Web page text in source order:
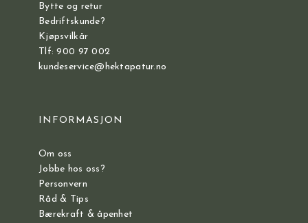
Bytte og retur
Bedriftskunde?
Kjøpsvilkår
Tlf: 900 97 002
kundeservice@hektapatur.no
INFORMASJON
Om oss
Jobbe hos oss?
Personvern
Råd & Tips
Bærekraft & åpenhet